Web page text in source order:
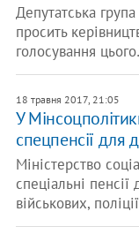
Депутатська
просить
голосування
18 травня 2017, 21:05
У
спецпенсії для
Міністерство
спеціальні
військових,